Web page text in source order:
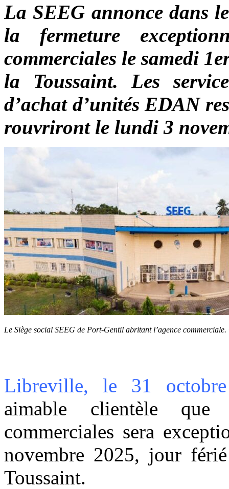
La SEEG annonce dans
la fermeture
commerciales le samedi
la Toussaint. Les
d’achat d’unités EDAN
rouvriront le lundi 3
Le Siège social SEEG de Port-Gentil abritant l’agence
Libreville, le 31
aimable clientèle que
commerciales sera
novembre 2025, jour
Toussaint.